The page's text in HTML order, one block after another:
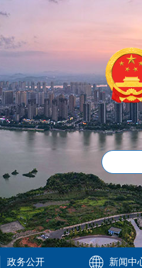
政务公开 新闻中